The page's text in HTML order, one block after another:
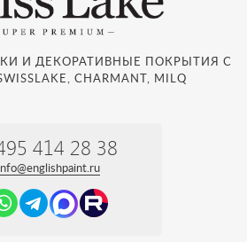
И ДЕКОРАТИВНЫЕ ПОКРЫТИЯ С
CHARMANT, MILQ
414 28 38